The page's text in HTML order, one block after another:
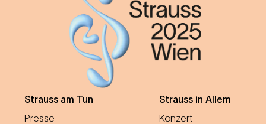
Strauss am Tun
Presse
Strauss in Allem
Konzert